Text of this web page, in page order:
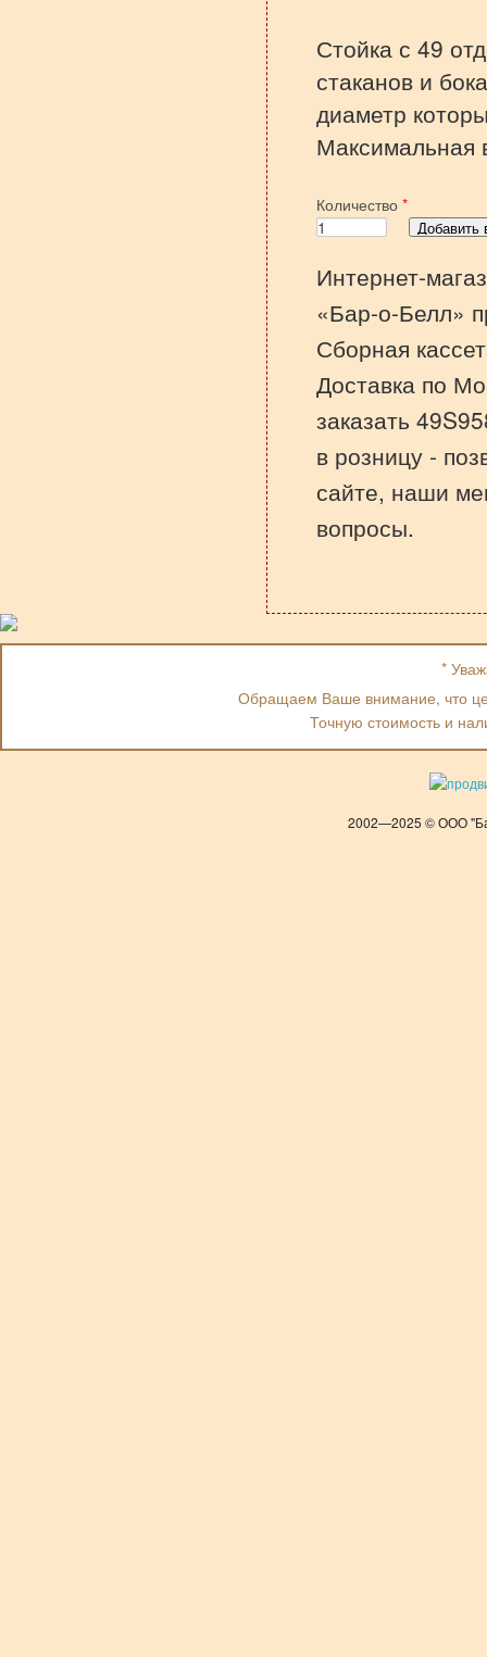
Стойка с 49
стаканов и
диаметр
Максимальная
Количество *
Интернет-
«Бар-о-Белл»
Сборная
Доставка по
заказать
в розницу -
сайте, наши
вопросы.
*
Обращаем Ваше внимание, что
Точную стоимость и
2002—2025 © ООО